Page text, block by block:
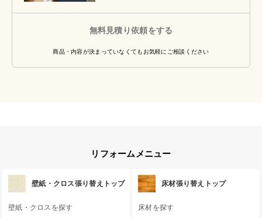
無料見積り依頼をする
商品・内容が決まっていなくてもお気軽にご相談ください
リフォームメニュー
壁紙・クロス張り替えトップ
壁紙・クロスを探す
床材張り替えトップ
床材を探す